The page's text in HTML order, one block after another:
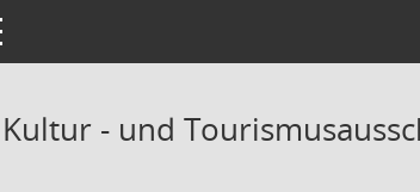
navigation
Kultur - und